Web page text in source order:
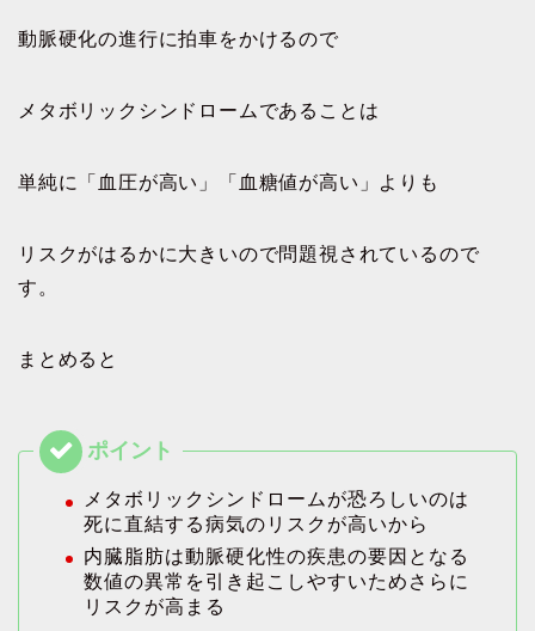
動脈硬化の進行に拍車をかけるので
メタボリックシンドロームであることは
単純に「血圧が高い」「血糖値が高い」よりも
リスクがはるかに大きいので問題視されているので
す。
まとめると
メタボリックシンドロームが恐ろしいのは
死に直結する病気のリスクが高いから
内臓脂肪は動脈硬化性の疾患の要因となる
数値の異常を引き起こしやすいためさらに
リスクが高まる